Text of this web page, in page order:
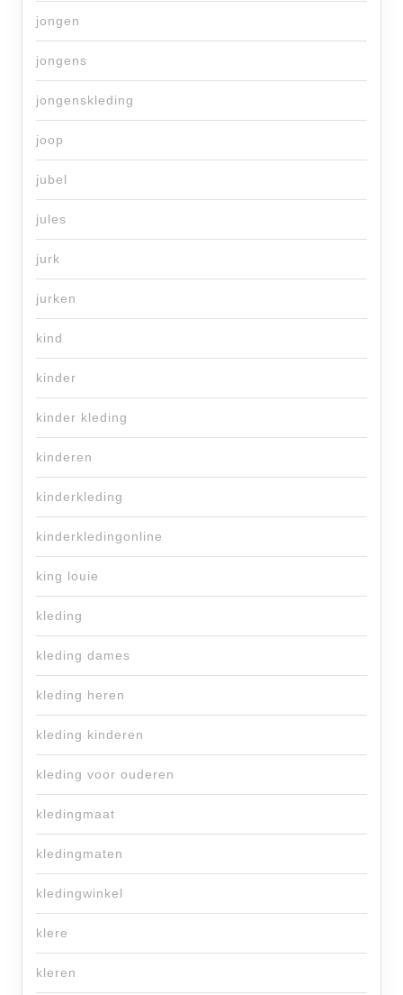
jongen
jongens
jongenskleding
joop
jubel
jules
jurk
jurken
kind
kinder
kinder kleding
kinderen
kinderkleding
kinderkledingonline
king louie
kleding
kleding dames
kleding heren
kleding kinderen
kleding voor ouderen
kledingmaat
kledingmaten
kledingwinkel
klere
kleren